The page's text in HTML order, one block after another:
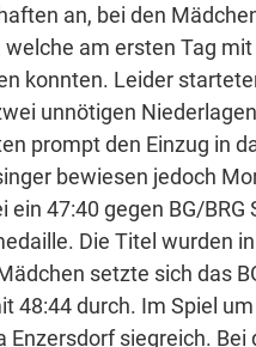
an, bei den
welche am ersten Tag
konnten. Leider
unnötigen
prompt den Einzug in
bewiesen jedoch
ein 47:40 gegen BG/
Die Titel wurden
setzte sich das
48:44 durch. Im Spiel
Enzersdorf siegreich.